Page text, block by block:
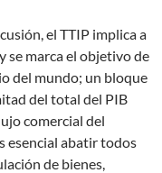
el TTIP implica a
se marca el objetivo de
del mundo; un bloque
del total del PIB
comercial del
esencial abatir todos
de bienes,